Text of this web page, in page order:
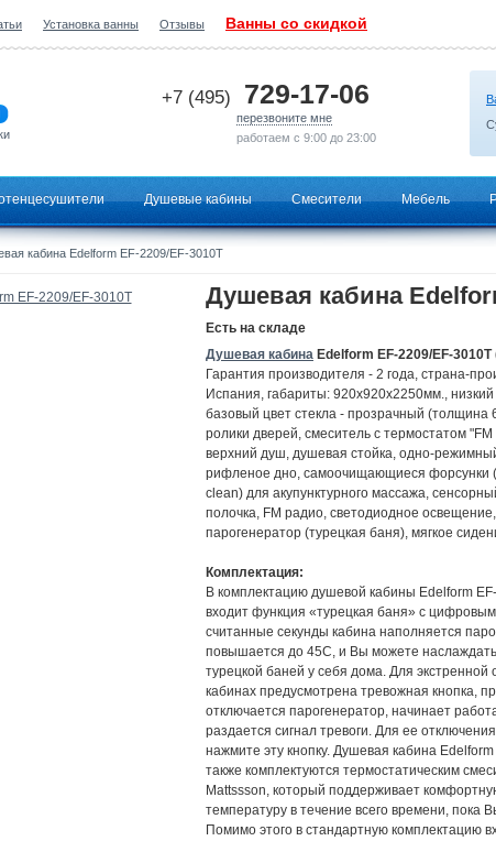
Установка ванны Отзывы Ванны со скидкой
+7 (495) 729-17-06
перезвоните мне
работаем с 9:00 до 23:00
Душевые кабины Смесители Мебель
кабина Edelform EF-2209/EF-3010T
Душевая кабина
Есть на складе
Душевая кабина Edelform EF-2209/EF-
Гарантия производителя - 2 года, страна-
Испания, габариты: 920х920х2250мм.,
базовый цвет стекла - прозрачный (толщина
ролики дверей, смеситель с термостатом
верхний душ, душевая стойка, одно-
рифленое дно, самоочищающиеся форсунки
clean) для акупунктурного массажа,
полочка, FM радио, светодиодное
парогенератор (турецкая баня), мягкое
Комплектация:
В комплектацию душевой кабины Edelform
входит функция «турецкая баня» с
считанные секунды кабина наполняется
повышается до 45С, и Вы можете
турецкой баней у себя дома. Для экстренной
кабинах предусмотрена тревожная кнопка,
отключается парогенератор, начинает
раздается сигнал тревоги. Для ее
нажмите эту кнопку. Душевая кабина
также комплектуются термостатическим
Mattssson, который поддерживает
температуру в течение всего времени, пока
Помимо этого в стандартную комплектацию